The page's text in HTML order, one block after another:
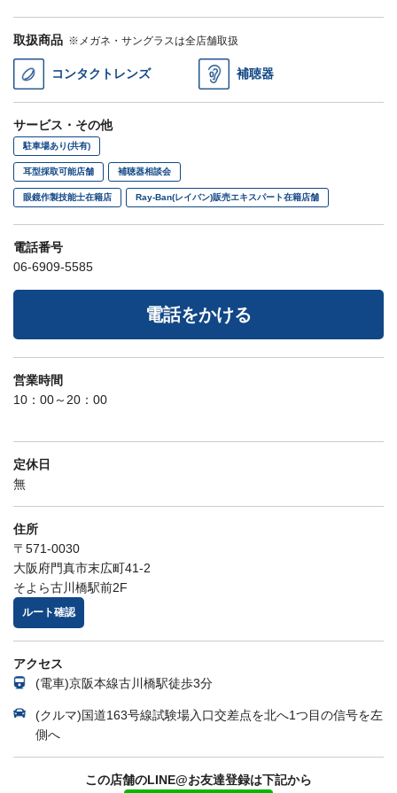
取扱商品 ※メガネ・サングラスは全店舗取扱
コンタクトレンズ 補聴器
サービス・その他
駐車場あり(共有)
耳型採取可能店舗 補聴器相談会
眼鏡作製技能士在籍店 Ray-Ban(レイバン)販売エキスパート在籍店舗
電話番号
06-6909-5585
電話をかける
営業時間
10：00～20：00
定休日
無
住所
〒571-0030
大阪府門真市末広町41-2
そよら古川橋駅前2F
ルート確認
アクセス
(電車)京阪本線古川橋駅徒歩3分
(クルマ)国道163号線試験場入口交差点を北へ1つ目の信号を左
側へ
この店舗のLINE@お友達登録は下記から